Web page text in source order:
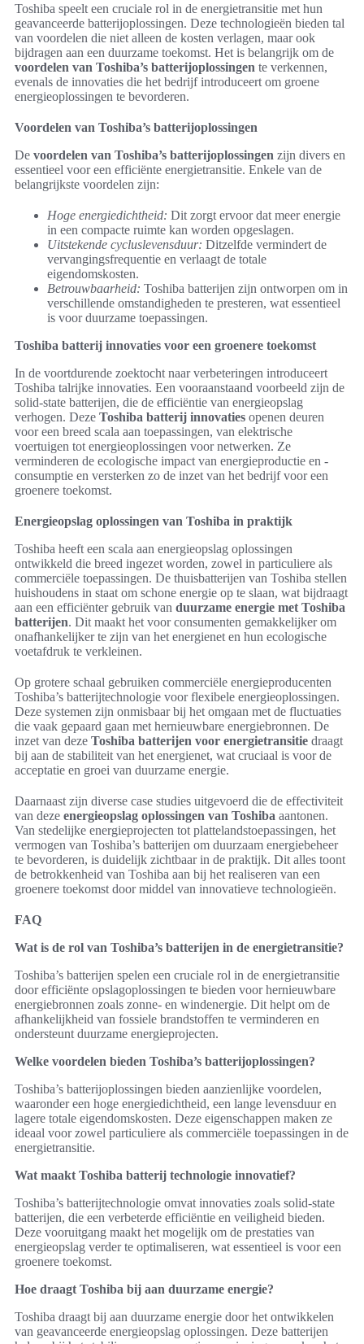
Toshiba speelt een cruciale rol in de energietransitie met hun
geavanceerde batterijoplossingen. Deze technologieën bieden tal
van voordelen die niet alleen de kosten verlagen, maar ook
bijdragen aan een duurzame toekomst. Het is belangrijk om de
voordelen van Toshiba’s batterijoplossingen te verkennen,
evenals de innovaties die het bedrijf introduceert om groene
energieoplossingen te bevorderen.
Voordelen van Toshiba’s batterijoplossingen
De voordelen van Toshiba’s batterijoplossingen zijn divers en
essentieel voor een efficiënte energietransitie. Enkele van de
belangrijkste voordelen zijn:
Hoge energiedichtheid: Dit zorgt ervoor dat meer energie
in een compacte ruimte kan worden opgeslagen.
Uitstekende cycluslevensduur: Ditzelfde vermindert de
vervangingsfrequentie en verlaagt de totale
eigendomskosten.
Betrouwbaarheid: Toshiba batterijen zijn ontworpen om in
verschillende omstandigheden te presteren, wat essentieel
is voor duurzame toepassingen.
Toshiba batterij innovaties voor een groenere toekomst
In de voortdurende zoektocht naar verbeteringen introduceert
Toshiba talrijke innovaties. Een vooraanstaand voorbeeld zijn de
solid-state batterijen, die de efficiëntie van energieopslag
verhogen. Deze Toshiba batterij innovaties openen deuren
voor een breed scala aan toepassingen, van elektrische
voertuigen tot energieoplossingen voor netwerken. Ze
verminderen de ecologische impact van energieproductie en -
consumptie en versterken zo de inzet van het bedrijf voor een
groenere toekomst.
Energieopslag oplossingen van Toshiba in praktijk
Toshiba heeft een scala aan energieopslag oplossingen
ontwikkeld die breed ingezet worden, zowel in particuliere als
commerciële toepassingen. De thuisbatterijen van Toshiba stellen
huishoudens in staat om schone energie op te slaan, wat bijdraagt
aan een efficiënter gebruik van duurzame energie met Toshiba
batterijen. Dit maakt het voor consumenten gemakkelijker om
onafhankelijker te zijn van het energienet en hun ecologische
voetafdruk te verkleinen.
Op grotere schaal gebruiken commerciële energieproducenten
Toshiba’s batterijtechnologie voor flexibele energieoplossingen.
Deze systemen zijn onmisbaar bij het omgaan met de fluctuaties
die vaak gepaard gaan met hernieuwbare energiebronnen. De
inzet van deze Toshiba batterijen voor energietransitie draagt
bij aan de stabiliteit van het energienet, wat cruciaal is voor de
acceptatie en groei van duurzame energie.
Daarnaast zijn diverse case studies uitgevoerd die de effectiviteit
van deze energieopslag oplossingen van Toshiba aantonen.
Van stedelijke energieprojecten tot plattelandstoepassingen, het
vermogen van Toshiba’s batterijen om duurzaam energiebeheer
te bevorderen, is duidelijk zichtbaar in de praktijk. Dit alles toont
de betrokkenheid van Toshiba aan bij het realiseren van een
groenere toekomst door middel van innovatieve technologieën.
FAQ
Wat is de rol van Toshiba’s batterijen in de energietransitie?
Toshiba’s batterijen spelen een cruciale rol in de energietransitie
door efficiënte opslagoplossingen te bieden voor hernieuwbare
energiebronnen zoals zonne- en windenergie. Dit helpt om de
afhankelijkheid van fossiele brandstoffen te verminderen en
ondersteunt duurzame energieprojecten.
Welke voordelen bieden Toshiba’s batterijoplossingen?
Toshiba’s batterijoplossingen bieden aanzienlijke voordelen,
waaronder een hoge energiedichtheid, een lange levensduur en
lagere totale eigendomskosten. Deze eigenschappen maken ze
ideaal voor zowel particuliere als commerciële toepassingen in de
energietransitie.
Wat maakt Toshiba batterij technologie innovatief?
Toshiba’s batterijtechnologie omvat innovaties zoals solid-state
batterijen, die een verbeterde efficiëntie en veiligheid bieden.
Deze vooruitgang maakt het mogelijk om de prestaties van
energieopslag verder te optimaliseren, wat essentieel is voor een
groenere toekomst.
Hoe draagt Toshiba bij aan duurzame energie?
Toshiba draagt bij aan duurzame energie door het ontwikkelen
van geavanceerde energieopslag oplossingen. Deze batterijen